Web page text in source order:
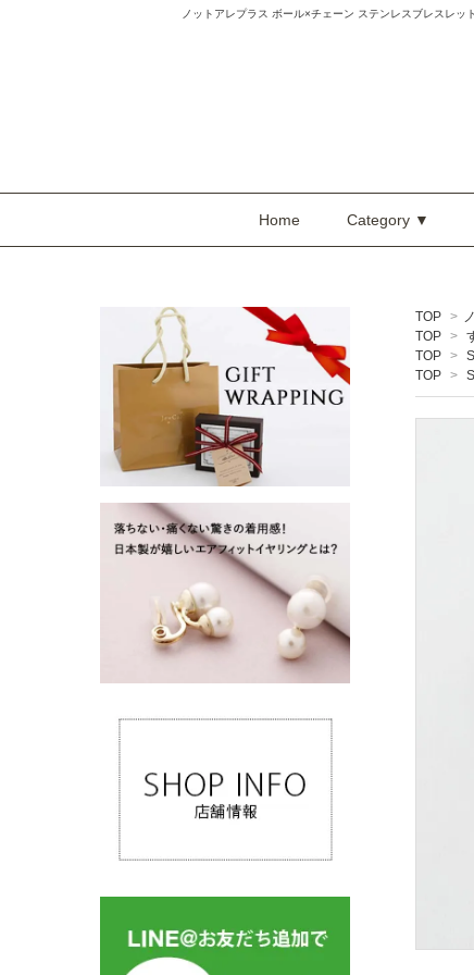
ノットアレプラス ボール×チェーン ステンレスブレスレ
Home Category ▼
TOP >
TOP >
TOP >
TOP >